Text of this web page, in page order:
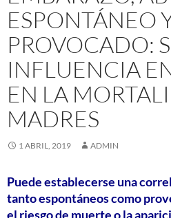
ESPONTÁNEO
PROVOCADO:
INFLUENCIA
EN LA
MADRES
1 ABRIL, 2019 ADMIN
Puede establecerse una
tanto espontáneos como
el riesgo de muerte o la